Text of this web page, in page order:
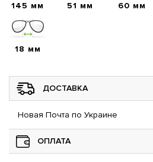
145 мм 51 мм 60 мм
18 мм
ДОСТАВКА
Новая Почта по Украине
ОПЛАТА